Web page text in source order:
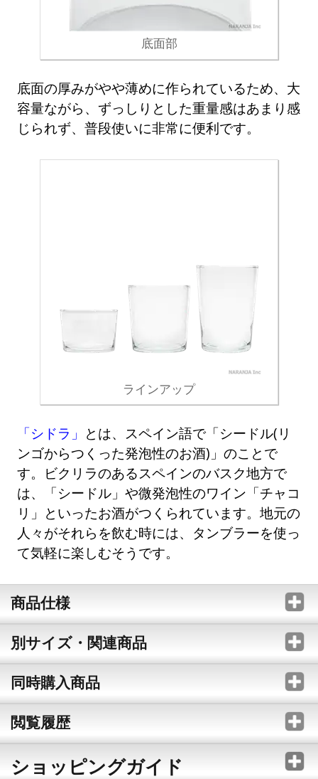
底面部
底面の厚みがやや薄めに作られているため、大
容量ながら、ずっしりとした重量感はあまり感
じられず、普段使いに非常に便利です。
ラインアップ
「シドラ」 とは、スペイン語で「シードル(リ
ンゴからつくった発泡性のお酒)」のことで
す。ビクリラのあるスペインのバスク地方で
は、「シードル」や微発泡性のワイン「チャコ
リ」といったお酒がつくられています。地元の
人々がそれらを飲む時には、タンブラーを使っ
て気軽に楽しむそうです。
商品仕様
別サイズ・関連商品
同時購入商品
閲覧履歴
ショッピングガイド